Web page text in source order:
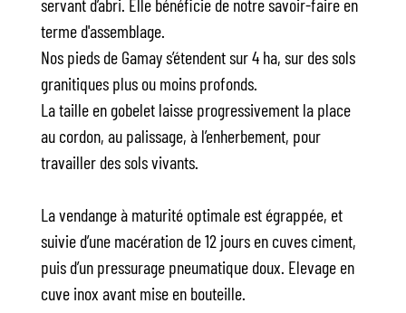
terme d'assemblage.
Nos pieds de Gamay s’étendent sur 4 ha, sur des sols
granitiques plus ou moins profonds.
La taille en gobelet laisse progressivement la place
au cordon, au palissage, à l’enherbement, pour
travailler des sols vivants.
La vendange à maturité optimale est égrappée, et
suivie d’une macération de 12 jours en cuves ciment,
puis d’un pressurage pneumatique doux. Elevage en
cuve inox avant mise en bouteille.